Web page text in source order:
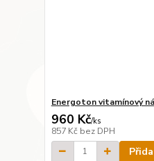
Energoton vitamínový
960 Kč/ks
857 Kč bez DPH